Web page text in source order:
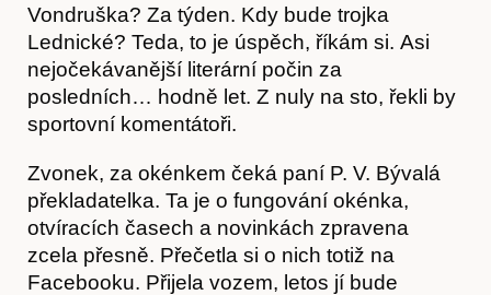
Vondruška? Za týden. Kdy bude trojka
Lednické? Teda, to je úspěch, říkám si. Asi
nejočekávanější literární počin za
posledních… hodně let. Z nuly na sto, řekli by
sportovní komentátoři.
Zvonek, za okénkem čeká paní P. V. Bývalá
překladatelka. Ta je o fungování okénka,
otvíracích časech a novinkách zpravena
zcela přesně. Přečetla si o nich totiž na
Facebooku. Přijela vozem, letos jí bude